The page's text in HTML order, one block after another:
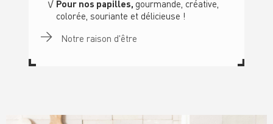
Pour nos papilles, gourmande, créative,
colorée, souriante et délicieuse !
Notre raison d'être